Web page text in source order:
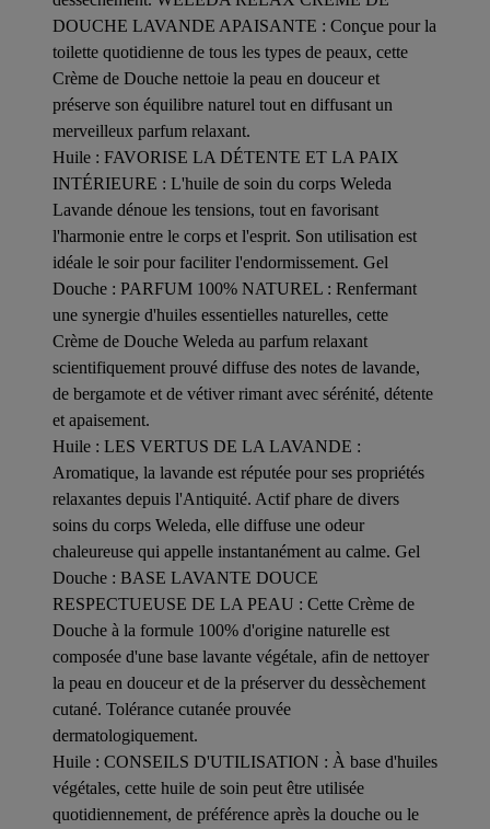
DOUCHE LAVANDE APAISANTE : Conçue pour la
toilette quotidienne de tous les types de peaux, cette
Crème de Douche nettoie la peau en douceur et
préserve son équilibre naturel tout en diffusant un
merveilleux parfum relaxant.
Huile : FAVORISE LA DÉTENTE ET LA PAIX
INTÉRIEURE : L'huile de soin du corps Weleda
Lavande dénoue les tensions, tout en favorisant
l'harmonie entre le corps et l'esprit. Son utilisation est
idéale le soir pour faciliter l'endormissement. Gel
Douche : PARFUM 100% NATUREL : Renfermant
une synergie d'huiles essentielles naturelles, cette
Crème de Douche Weleda au parfum relaxant
scientifiquement prouvé diffuse des notes de lavande,
de bergamote et de vétiver rimant avec sérénité, détente
et apaisement.
Huile : LES VERTUS DE LA LAVANDE :
Aromatique, la lavande est réputée pour ses propriétés
relaxantes depuis l'Antiquité. Actif phare de divers
soins du corps Weleda, elle diffuse une odeur
chaleureuse qui appelle instantanément au calme. Gel
Douche : BASE LAVANTE DOUCE
RESPECTUEUSE DE LA PEAU : Cette Crème de
Douche à la formule 100% d'origine naturelle est
composée d'une base lavante végétale, afin de nettoyer
la peau en douceur et de la préserver du dessèchement
cutané. Tolérance cutanée prouvée
dermatologiquement.
Huile : CONSEILS D'UTILISATION : À base d'huiles
végétales, cette huile de soin peut être utilisée
quotidiennement, de préférence après la douche ou le